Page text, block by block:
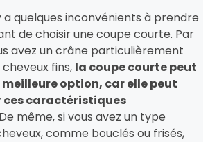
a quelques inconvénients à prendre
de choisir une coupe courte. Par
avez un crâne particulièrement
fins, la coupe courte peut
option, car elle peut
ces caractéristiques
De même, si vous avez un type
comme bouclés ou frisés,